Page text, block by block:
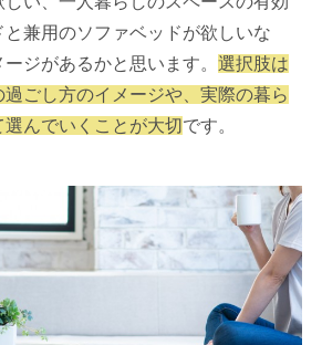
兼用のソファベッドが欲しいな
ジがあるかと思います。 選択肢は
ごし方のイメージや、実際の暮ら
んでいくことが大切です。